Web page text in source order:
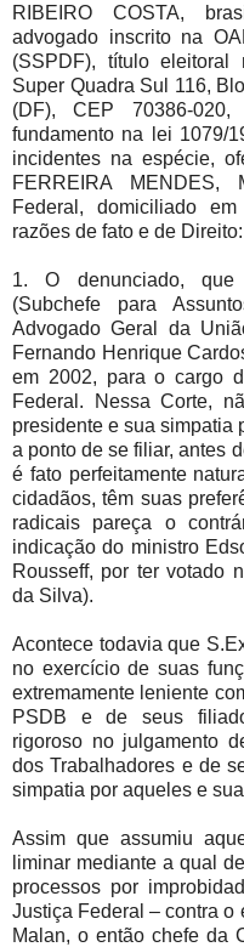
RIBEIRO COSTA,
advogado inscrito na
(SSPDF), título eleitoral
Super Quadra Sul 116,
(DF), CEP 70386-
fundamento na lei 1079/
incidentes na espécie,
FERREIRA MENDES,
Federal, domiciliado
razões de fato e de Direito:
1. O denunciado, que
(Subchefe para
Advogado Geral da
Fernando Henrique
em 2002, para o cargo
Federal. Nessa Corte,
presidente e sua simpatia
a ponto de se filiar, antes
é fato perfeitamente
cidadãos, têm suas
radicais pareça o
indicação do ministro
Rousseff, por ter votado
da Silva).
Acontece todavia que
no exercício de suas
extremamente leniente
PSDB e de seus
rigoroso no julgamento
dos Trabalhadores e de
simpatia por aqueles e
Assim que assumiu
liminar mediante a qual
processos por
Justiça Federal – contra o
Malan, o então chefe da